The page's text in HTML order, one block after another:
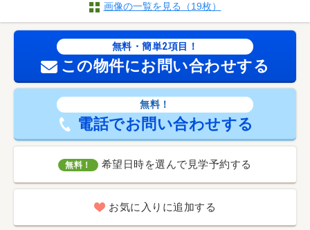
画像の一覧を見る（19枚）
無料・簡単2項目！
この物件にお問い合わせする
無料！
電話でお問い合わせする
無料！ 希望日時を選んで見学予約する
お気に入りに追加する